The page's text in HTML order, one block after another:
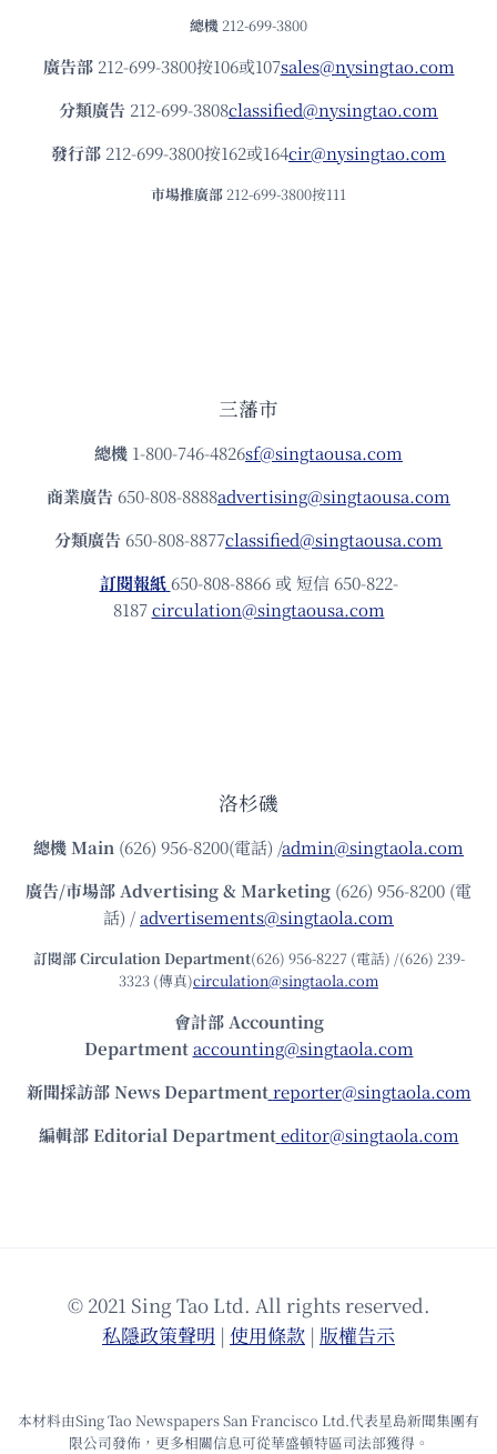
總機 212-699-3800
廣告部212-699-3800按106或107sales@nysingtao.com
分類廣告 212-699-3808classified@nysingtao.com
發⾏部 212-699-3800按162或164cir@nysingtao.com
市場推廣部 212-699-3800按111
三藩市
總機 1-800-746-4826sf@singtaousa.com
商業廣告 650-808-8888advertising@singtaousa.com
分類廣告 650-808-8877classified@singtaousa.com
訂閱報紙 650-808-8866 或 短信 650-822-
8187circulation@singtaousa.com
洛杉磯
總機Main (626) 956-8200(電話) /admin@singtaola.com
廣告/市場部Advertising & Marketing (626) 956-8200 (電
話) /advertisements@singtaola.com
訂閱部 Circulation Department(626) 956-8227 (電話) /(626) 239-
3323 (傳真)circulation@singtaola.com
會計部 Accounting
Department accounting@singtaola.com
新聞採訪部 News Department reporter@singtaola.com
編輯部 Editorial Department editor@singtaola.com
© 2021 Sing Tao Ltd. All rights reserved.
私隱政策聲明 | 使⽤條款 | 版權告⽰
本材料由Sing Tao Newspapers San Francisco Ltd.代表星島新聞集團有
限公司發佈，更多相關信息可從華盛頓特區司法部獲得。